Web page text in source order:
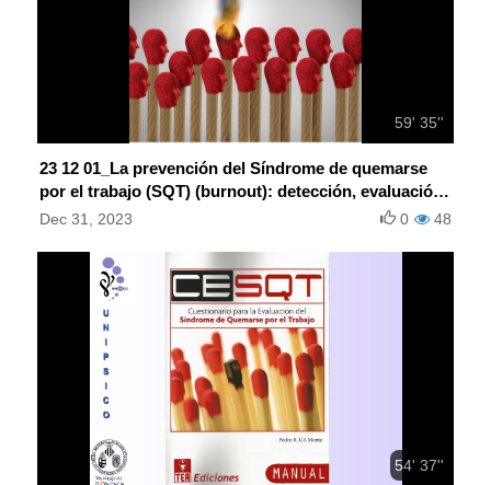
59' 35''
23 12 01_La prevención del Síndrome de quemarse
por el trabajo (SQT) (burnout): detección, evaluación
e intervención
Dec 31, 2023 48
0
54' 37''